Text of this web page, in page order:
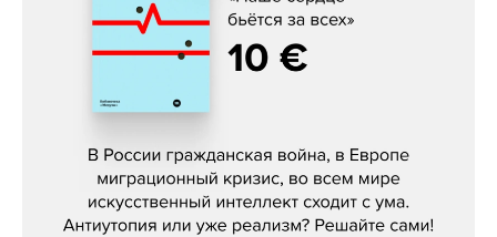
Константин Зарубин, «Наше сердце